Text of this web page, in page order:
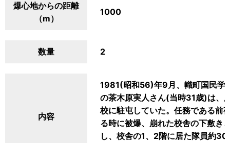
爆心地からの距離
（m）
1000
数量 2
内容
1981(昭和56)年9月、幟町国民学
の茶木原実人さん(当時31歳)は、
校に駐屯していた。任務である前
る時に被爆、崩れた校舎の下敷き
し、校舎の1、2階に居た隊員約